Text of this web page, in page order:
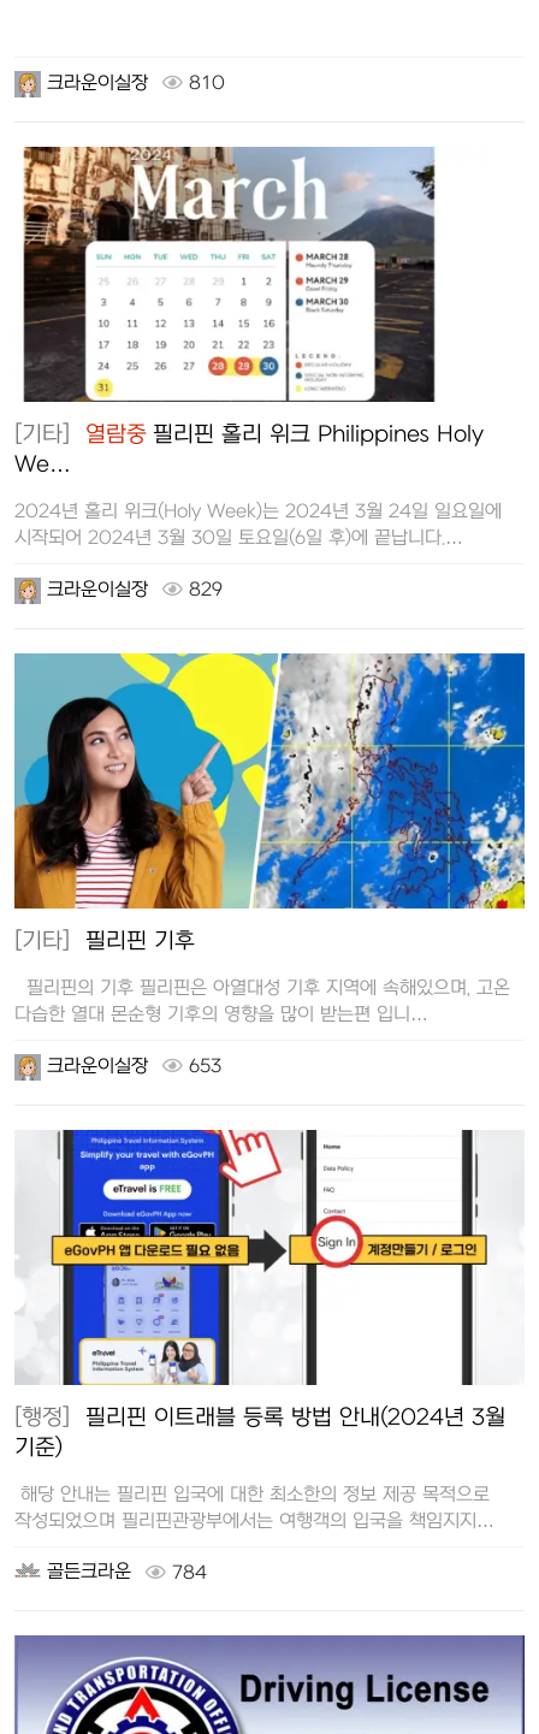
크라운이실장 810
[기타] 열람중 필리핀 홀리 위크 Philippines Holy
We…
2024년 홀리 위크(Holy Week)는 2024년 3월 24일 일요일에
시작되어 2024년 3월 30일 토요일(6일 후)에 끝납니다.
크라운이실장
829
[기타] 필리핀 기후
필리핀의 기후 필리핀은 아열대성 기후 지역에 속해있으며, 고온
다습한 열대 몬순형 기후의 영향을 많이 받는편 입니…
크라운이실장 653
[행정]
기준)
해당 안내는 필리핀 입국에 대한 최소한의 정보 제공 목적으로
작성되었으며 필리핀관광부에서는 여행객의 입국을 책임지지
골든크라운
784